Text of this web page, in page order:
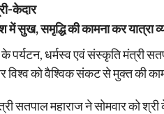
केदार
सुख, समृद्धि की कामना कर यात्रा
पर्यटन, धर्मस्व एवं संस्कृति मंत्री
विश्व को वैश्विक संकट से मुक्त की
सतपाल महाराज ने सोमवार को